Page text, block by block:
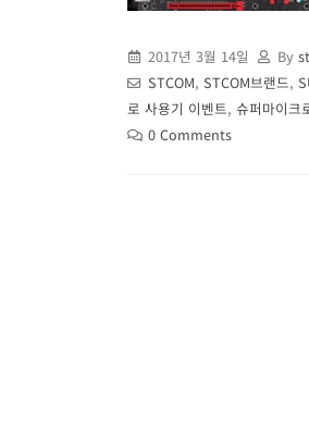
2017년 3월 14일 By
STCOM, STCOM브랜드,
로 사용기 이벤트, 슈퍼마이크
0 Comments